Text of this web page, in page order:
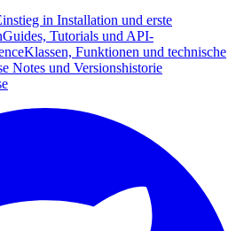
in Installation und erste
Guides, Tutorials und API-
Klassen, Funktionen und technische
Notes und Versionshistorie